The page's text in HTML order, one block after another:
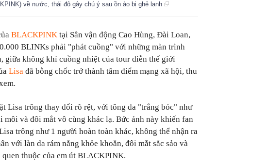
về nước, thái độ gây chú ý sau ồn ào bị ghẻ lạnh
BLACKPINK tại Sân vận động Cao Hùng, Đài Loan,
BLINKs phải "phát cuồng" với những màn trình
giữa không khí cuồng nhiệt của tour diễn thế giới
Lisa đã bỗng chốc trở thành tâm điểm mạng xã hội, thu
Lisa trông thay đổi rõ rệt, với tông da "trắng bóc" như
môi và đôi mắt vô cùng khác lạ. Bức ảnh này khiến fan
trông như 1 người hoàn toàn khác, không thể nhận ra
với làn da rám nắng khỏe khoắn, đôi mắt sắc sảo và
thuộc của em út BLACKPINK.